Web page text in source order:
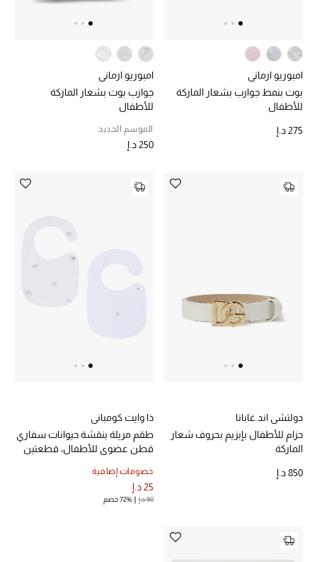
امبوريو ارماني
بوت بنمط جوارب بشعار الماركة
للأطفال
275 د.إ
امبوريو ارماني
جوارب بوت بشعار الماركة
للأطفال
الموسم الجديد
250 د.إ
دولتشي اند غابانا
حزام للأطفال بإبزيم بحروف شعار
الماركة
850 د.إ
ذا وايت كومباني
طقم مريلة بنقشة حيوانات سفاري
قطن عضوي للأطفال، قطعتين
خصومات إضافية
25 د.إ
90 د.إ 72% خصم